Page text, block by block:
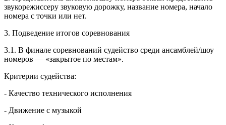
звукорежиссеру звуковую дорожку, название номера, начало
номера с точки или нет.
3. Подведение итогов соревнования
3.1. В финале соревнований судейство среди ансамблей/шоу
номеров — «закрытое по местам».
Критерии судейства:
- Качество технического исполнения
- Движение с музыкой